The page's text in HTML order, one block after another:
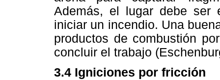
Además, el lugar debe ser
iniciar un incendio. Una
productos de combustión
concluir el trabajo
3.4 Igniciones por fricción